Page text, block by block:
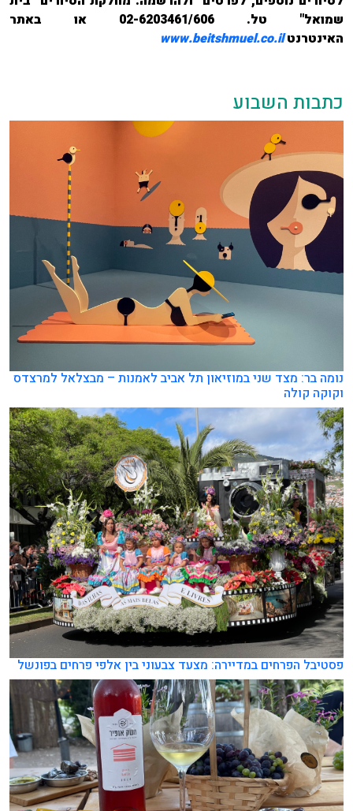
שמואל" טל.
02-6203461/606
או באתר
האינטרנט www.beitshmuel.co.il
כתבות השבוע
נומה בר: מצד שני במוזיאון תל אביב לאמנות – מבצלאל למרצדס
וקוקה קולה
פסטיבל הפרחים במדיירה: מצעד צבעוני בין אלפי פרחים בפונשל